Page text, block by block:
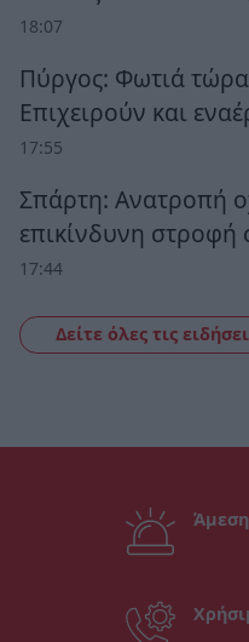
18:07
Πύργος: Φωτιά
Επιχειρούν και
17:55
Σπάρτη: Ανατροπή
επικίνδυνη στροφή
17:44
Δείτε όλες τις